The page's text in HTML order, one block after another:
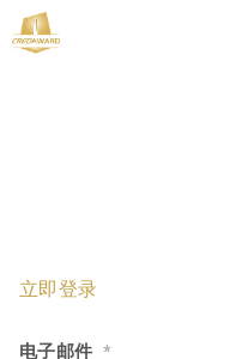
立即登录
电子邮件 *